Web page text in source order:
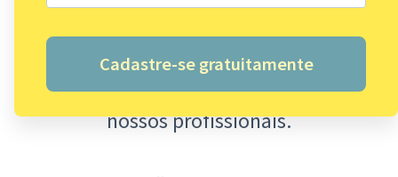
Cadastre-se gratuitamente
R$ 960.000.000
Valor em serviços por ano, no bolso dos
nossos profissionais.